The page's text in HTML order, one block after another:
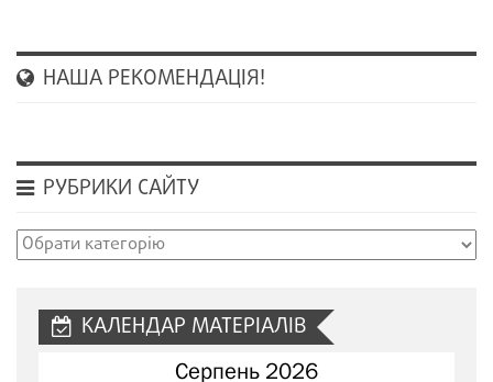
НАША РЕКОМЕНДАЦІЯ!
РУБРИКИ САЙТУ
Рубрики
КАЛЕНДАР МАТЕРІАЛІВ
Серпень 2026